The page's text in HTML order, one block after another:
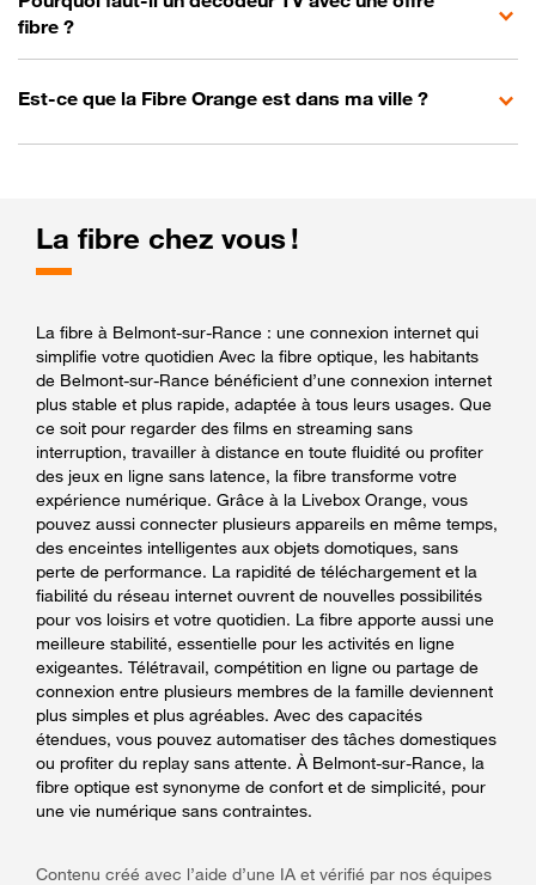
fibre ?
Est-ce que la Fibre Orange est dans ma ville ?
La fibre chez vous !
La fibre à Belmont-sur-Rance : une connexion internet qui
simplifie votre quotidien Avec la fibre optique, les habitants
de Belmont-sur-Rance bénéficient d’une connexion internet
plus stable et plus rapide, adaptée à tous leurs usages. Que
ce soit pour regarder des films en streaming sans
interruption, travailler à distance en toute fluidité ou profiter
des jeux en ligne sans latence, la fibre transforme votre
expérience numérique. Grâce à la Livebox Orange, vous
pouvez aussi connecter plusieurs appareils en même temps,
des enceintes intelligentes aux objets domotiques, sans
perte de performance. La rapidité de téléchargement et la
fiabilité du réseau internet ouvrent de nouvelles possibilités
pour vos loisirs et votre quotidien. La fibre apporte aussi une
meilleure stabilité, essentielle pour les activités en ligne
exigeantes. Télétravail, compétition en ligne ou partage de
connexion entre plusieurs membres de la famille deviennent
plus simples et plus agréables. Avec des capacités
étendues, vous pouvez automatiser des tâches domestiques
ou profiter du replay sans attente. À Belmont-sur-Rance, la
fibre optique est synonyme de confort et de simplicité, pour
une vie numérique sans contraintes.
Contenu créé avec l’aide d’une IA et vérifié par nos équipes